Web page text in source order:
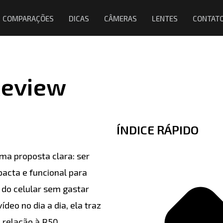
COMPARAÇÕES DICAS CÂMERAS LENTES
proposta clara: ser
e funcional para
celular sem gastar
no dia a dia, ela traz
ÍNDICE RÁPIDO